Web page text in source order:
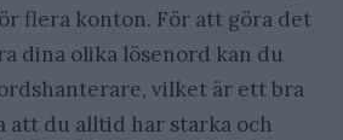
flera konton. För att göra det
dina olika lösenord kan du
vilket är ett bra
att du alltid har starka och